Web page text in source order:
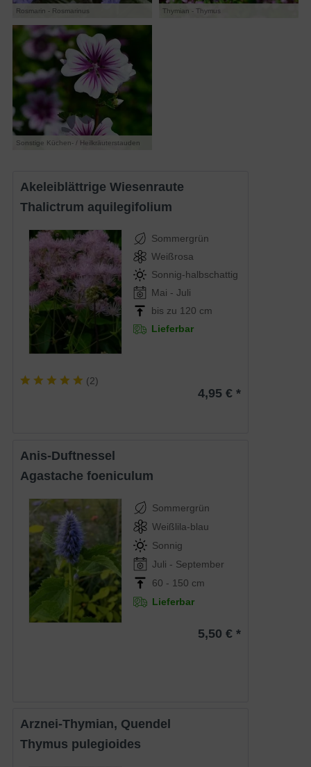
Rosmarin - Rosmarinus Thymian - Thymus
Sonstige Küchen- / Heilkräuterstauden
Akeleiblättrige Wiesenraute
Thalictrum aquilegifolium
Sommergrün
Weißrosa
Sonnig-halbschattig
Mai - Juli
bis zu 120 cm
Lieferbar
(2)
4,95 € *
Anis-Duftnessel
Agastache foeniculum
Sommergrün
Weißlila-blau
Sonnig
Juli - September
60 - 150 cm
Lieferbar
5,50 € *
Arznei-Thymian, Quendel
Thymus pulegioides